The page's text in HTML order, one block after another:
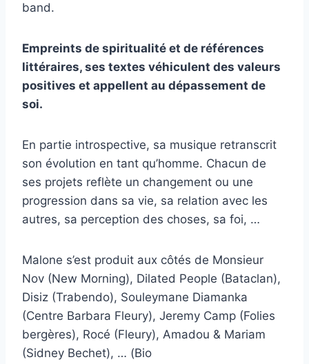
band.
Empreints de spiritualité et de références
littéraires, ses textes véhiculent des valeurs
positives et appellent au dépassement de
soi.
En partie introspective, sa musique retranscrit
son évolution en tant qu’homme. Chacun de
ses projets reflète un changement ou une
progression dans sa vie, sa relation avec les
autres, sa perception des choses, sa foi, …
Malone s’est produit aux côtés de Monsieur
Nov (New Morning), Dilated People (Bataclan),
Disiz (Trabendo), Souleymane Diamanka
(Centre Barbara Fleury), Jeremy Camp (Folies
bergères), Rocé (Fleury), Amadou & Mariam
(Sidney Bechet), … (Bio